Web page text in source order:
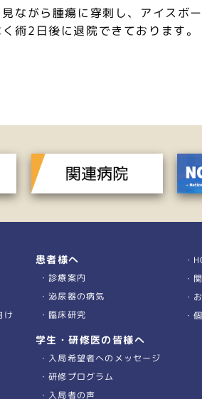
ながら腫瘍に穿刺し、アイスボ
術2日後に退院できております。
け
患者様へ
診療案内
泌尿器の病気
臨床研究
学生・研修医の皆様へ
入局希望者へのメッセージ
研修プログラム
入局者の声